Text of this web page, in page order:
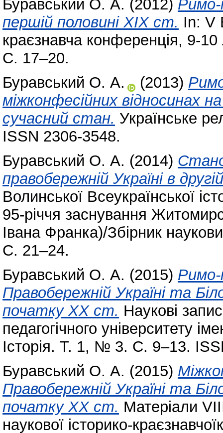
Буравський О. А. (2012) Римо-
першій половині ХІХ ст. In: V
краєзнавча конференція, 9-
С. 17–20.
Буравський О. А.
(2013)
міжконфесійних відносинах
сучасний стан. Українське
ISSN 2306-3548.
Буравський О. А. (2014)
правобережній Україні в
Волинської Всеукраїнської
95-річчя заснування
Івана Франка)/Збірник
С. 21–24.
Буравський О. А. (2015) Римо-
Правобережній Україні та
початку ХХ ст. Наукові
педагогічного університету
Історія. Т. 1, № 3. С. 9–13.
Буравський О. А. (2015)
Правобережній Україні та
початку ХХ ст. Матеріали
наукової історико-